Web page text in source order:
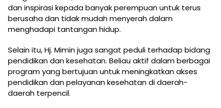
dan inspirasi kepada banyak perempuan untuk terus
berusaha dan tidak mudah menyerah dalam
menghadapi tantangan hidup.
Selain itu, Hj. Mimin juga sangat peduli terhadap bidang
pendidikan dan kesehatan. Beliau aktif dalam berbagai
program yang bertujuan untuk meningkatkan akses
pendidikan dan pelayanan kesehatan di daerah-
daerah terpencil.